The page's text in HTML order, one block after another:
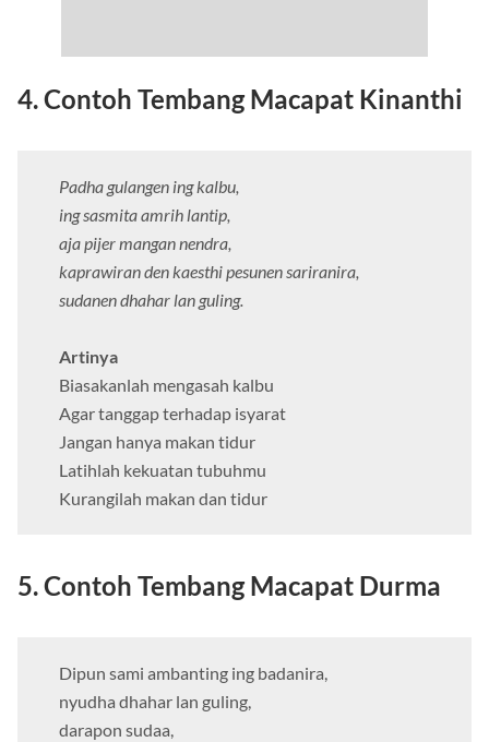
4. Contoh Tembang Macapat Kinanthi
Padha gulangen ing kalbu,
ing sasmita amrih lantip,
aja pijer mangan nendra,
kaprawiran den kaesthi pesunen sariranira,
sudanen dhahar lan guling.
Artinya
Biasakanlah mengasah kalbu
Agar tanggap terhadap isyarat
Jangan hanya makan tidur
Latihlah kekuatan tubuhmu
Kurangilah makan dan tidur
5. Contoh Tembang Macapat Durma
Dipun sami ambanting ing badanira,
nyudha dhahar lan guling,
darapon sudaa,